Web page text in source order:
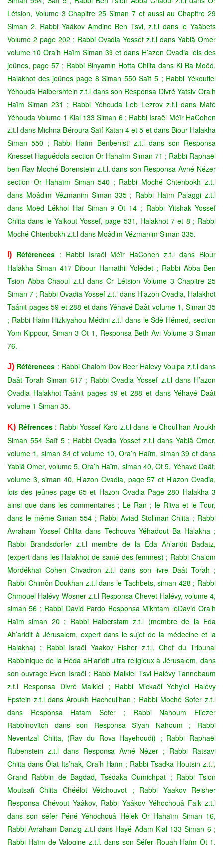
Létsion, Volume 3 Chapitre 25 Siman 7 et aussi au Chapitre 29
Siman 2, Rabbi Yaâkov Amdine Ben Tsvi, z.t.l dans le Yaâbets
Volume 2 page 202 ; Rabbi Ovadia Yossef z.t.l dans Yabiâ Omer
volume 10 Ora’h Haïm Siman 39 et dans H’azon Ovadia lois des
jeûnes, page 57 ; Rabbi Binyamin Hotta Chlita dans Ki Ba Moëd,
Halakhot des jeûnes page 8 Siman 550 Saïf 5 ; Rabbi Yékoutiel
Yéhouda Halbershtein z.t.l dans son Responsa Divré Yatsiv Ora’h
Haïm Siman 231 ; Rabbi Yéhouda Leb Lezrov z.t.l dans Maté
Yéhouda Volume 1 Klal 133 Siman 6 ; Rabbi Israël Méïr HaCohen
z.t.l dans Michna Béroura Saïf Katan 4 et 5 et dans Biour Halakha
Siman 550 ; Rabbi Haïm Benbenisti z.t.l dans son Responsa
Knesset Haguédola section Or Hahaïm Siman 71 ; Rabbi Raphaël
ben Rav Moché Borenstein z.t.l. dans son Responsa Avné Nézer
section Or Hahaïm Siman 540 ; Rabbi Moché Chtenbokh z.t.l
dans Moâdim Vézmanim Siman 335 ; Rabbi Haïm Palaggi z.t.l
dans Moëd Lékhol Haï Siman 9 Ot 14 ; Rabbi Yitshak Yossef
Chlita dans le Yalkout Yossef, page 531, Halakhot 7 et 8 ; Rabbi
Moché Chtenbokh z.t.l dans Moâdim Vézmanim Siman 335.
I) Références : Rabbi Israël Méïr HaCohen z.t.l dans Biour
Halakha Siman 417 Dibour Hamathil Yolédet ; Rabbi Abba Ben
Tsion Abba Chaoul z.t.l dans Or Létsion Volume 3 Chapitre 25
Siman 7 ; Rabbi Ovadia Yossef z.t.l dans H’azon Ovadia, Halakhot
Taânit pages 59 et 288 et dans Yéhavé Daât volume 1, Siman 35
; Rabbi Haïm Hizkiyahou Médini z.t.l dans le Sdé Hémed, section
Yom Kippour, Siman 3 Ot 1, Responsa Beth Avi Volume 3 Siman
76.
J) Références : Rabbi Chalom Dov Beer Halevy Voulpa z.t.l dans
Daât Torah Siman 617 ; Rabbi Ovadia Yossef z.t.l dans H’azon
Ovadia Halakhot Taânit pages 59 et 288 et dans Yéhavé Daât
volume 1 Siman 35.
K) Réfrences: Rabbi Yossef Karo z.t.l dans le Choul’han Aroukh
Siman 554 Saïf 5 ; Rabbi Ovadia Yossef z.t.l dans Yabiâ Omer,
volume 1, siman 34 et volume 10, Ora’h Haïm, siman 39 et dans
Yabiâ Omer, volume 5, Ora’h Haïm, siman 40, Ot 5, Yéhavé Daât,
volume 3, siman 40, H’azon Ovadia, page 57 et H’azon Ovadia,
lois des jeûnes page 65 et Hazon Ovadia Page 280 Halakha 3
ainsi que dans les commentaires ; Le Ran ; le Ritva et le Tour,
dans le même Siman 554 ; Rabbi Aviad Stollman Chlita ; Rabbi
Avraham Yossef Chlita dans Téchouva Yéhadout Ba Halakha ;
Rabbi Brandsdorfer z.t.l membre de la Eda Ah’aridit Badatz,
(expert dans les Halakhot de santé des femmes) ; Rabbi Chalom
Mordékhaï Cohen Chvadron z.t.l dans son livre Daât Torah ;
Rabbi Chimôn Doukhan z.t.l dans le Tachbets, siman 428 ; Rabbi
Chmouel Halévy Wosner z.t.l Responsa Chevet Halévy, volume 4,
siman 56 ; Rabbi David Pardo Responsa Mikhtam léDavid Ora’h
Haïm siman 20 ; Rabbi Halberstam z.t.l (membre de la Eda
Ah’aridit à Jérusalem, expert dans le sujet de la médecine et la
Halakha) ; Rabbi Israël Yaakov Fisher z.t.l, Chef du Tribunal
Rabbinique de la Héda aH’aridit ultra religieux à Jérusalem, dans
son ouvrage Even Israël ; Rabbi Malkiel Tsvi Halévy Tannebaum
z.t.l Responsa Divré Malkiel ; Rabbi Mickaël Yéhyiel Halévy
Epstein z.t.l dans Aroukh Hachoul’han ; Rabbi Moché Sofer z.t.l
dans Responsa Hatam Sofer ; Rabbi Nahoum Eliezer
Rabbinovitch dans son Responsa Siyah Nahoum ; Rabbi
Neventzal Chlita, (Rav du Rova Hayehoudi) ; Rabbi Raphaël
Rubenstein z.t.l dans Responsa Avné Nézer ; Rabbi Ratsavi
Chlita dans Ôlat Its’hak, Ora’h Haïm ; Rabbi Tsadka Houtsin z.t.l,
Grand Rabbin de Bagdad, Tsédaka Oumichpat ; Rabbi Tsion
Moutsafi Chlita Chéélot Vétchouvot ; Rabbi Yaakov Reisher
Responsa Chévout Yaâkov, Rabbi Yaâkov Yéhochouâ Falk z.t.l
dans son séfer Péné Yéhochouâ Hélek Or Hahaïm Siman 16,
Rabbi Avraham Danzig z.t.l dans Hayé Adam Klal 133 Siman 6 ;
Rabbi Haïm de Valogine z.t.l, dans son Séfer Rouah Haïm Ot 1,